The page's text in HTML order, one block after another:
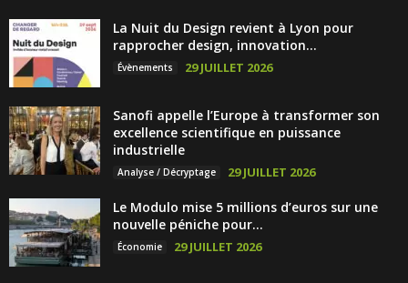
La Nuit du Design revient à Lyon pour
rapprocher design, innovation...
Évènements 29 JUILLET 2026
Sanofi appelle l’Europe à transformer son
excellence scientifique en puissance
industrielle
Analyse / Décryptage 29 JUILLET 2026
Le Modulo mise 5 millions d’euros sur une
nouvelle péniche pour...
Économie 29 JUILLET 2026